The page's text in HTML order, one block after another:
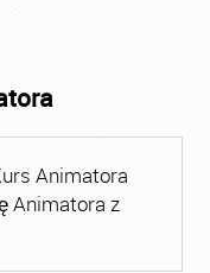
Animatora
Animatora z